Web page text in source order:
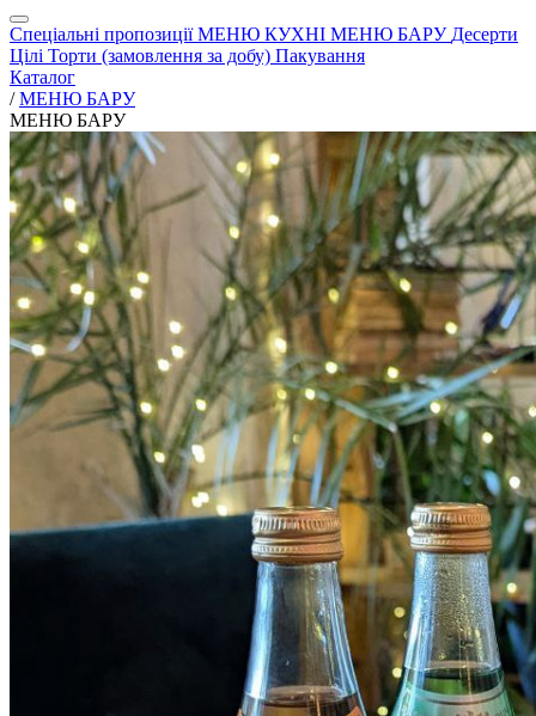
Спеціальні пропозиціїМЕНЮ КУХНІ МЕНЮ БАРУ Десерти
Цілі Торти (замовлення за добу) Пакування
Каталог
/ МЕНЮ БАРУ
МЕНЮ БАРУ